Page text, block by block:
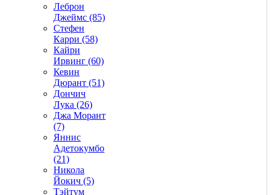
Леброн
Джеймс (85)
Стефен
Карри (58)
Кайри
Ирвинг (60)
Кевин
Дюрант (51)
Дончич
Лука (26)
Джа Морант
(7)
Яннис
Адетокумбо
(21)
Никола
Йокич (5)
Тэйтум